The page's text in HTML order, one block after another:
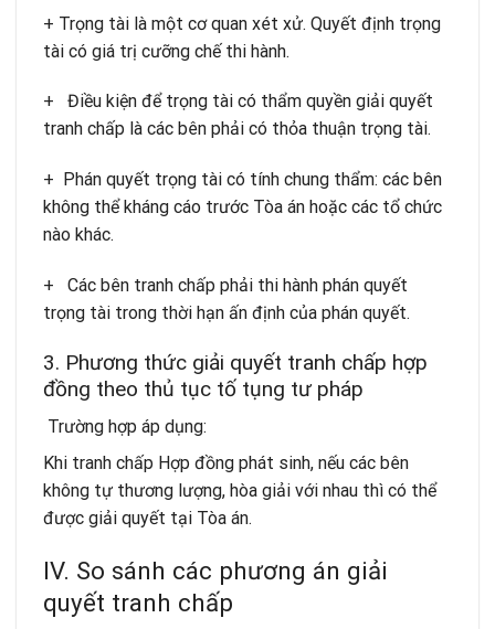
+ Trọng tài là một cơ quan xét xử. Quyết định trọng
tài có giá trị cưỡng chế thi hành.
+ Điều kiện để trọng tài có thẩm quyền giải quyết
tranh chấp là các bên phải có thỏa thuận trọng tài.
+ Phán quyết trọng tài có tính chung thẩm: các bên
không thể kháng cáo trước Tòa án hoặc các tổ chức
nào khác.
+ Các bên tranh chấp phải thi hành phán quyết
trọng tài trong thời hạn ấn định của phán quyết.
3. Phương thức giải quyết tranh chấp hợp
đồng theo thủ tục tố tụng tư pháp
Trường hợp áp dụng:
Khi tranh chấp Hợp đồng phát sinh, nếu các bên
không tự thương lượng, hòa giải với nhau thì có thể
được giải quyết tại Tòa án.
IV. So sánh các phương án giải
quyết tranh chấp